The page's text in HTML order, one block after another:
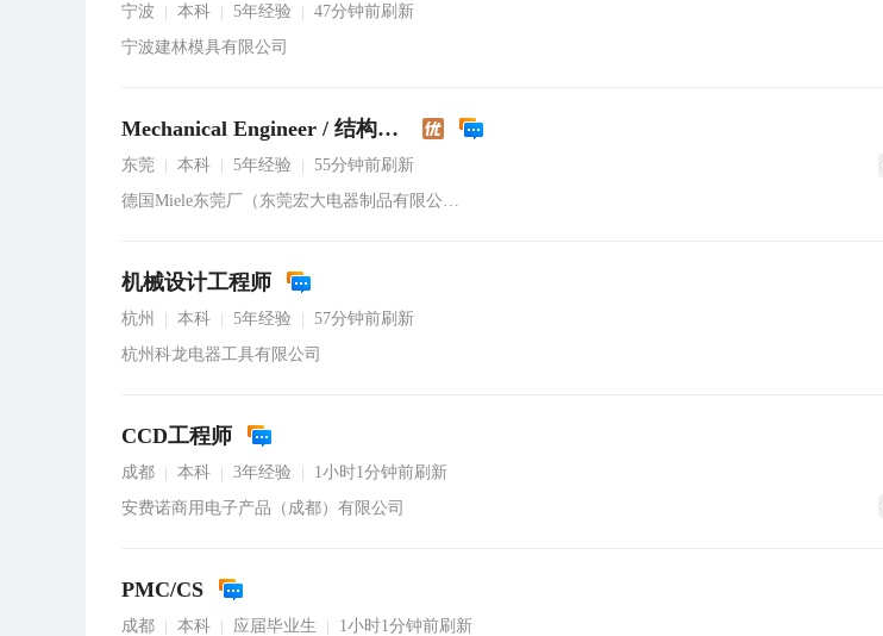
宁波 本科 5年经验
47分钟前刷新
宁波建林模具有限公司
Mechanical Engineer / 结构工程师
东莞 本科 5年经验
55分钟前刷新
德国Miele东莞厂（东莞宏大电器制品有限公司）
机械设计工程师
杭州 本科 5年经验
57分钟前刷新
杭州科龙电器工具有限公司
CCD工程师
成都 本科 3年经验
1小时1分钟前刷新
安费诺商用电子产品（成都）有限公司
PMC/CS
成都 本科 应届毕业生
1小时1分钟前刷新